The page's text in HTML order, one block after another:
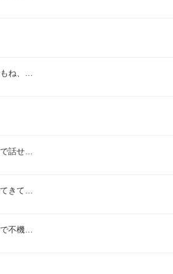
ね、…
話せ…
きて…
不機…